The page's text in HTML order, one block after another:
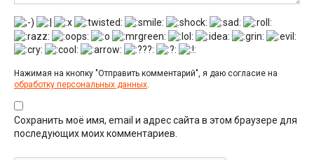
Нажимая на кнопку "Отправить комментарий", я даю согласие на
обработку персональных данных.
Сохранить моё имя, email и адрес сайта в этом браузере для
последующих моих комментариев.